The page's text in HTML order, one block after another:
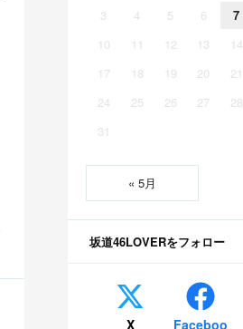
3
4 5 6 7
10
11 12 13 14
17
18 19 20 21
24
25 26 27 28
31
« 5月
坂道46LOVERをフォロー
X Faceboo